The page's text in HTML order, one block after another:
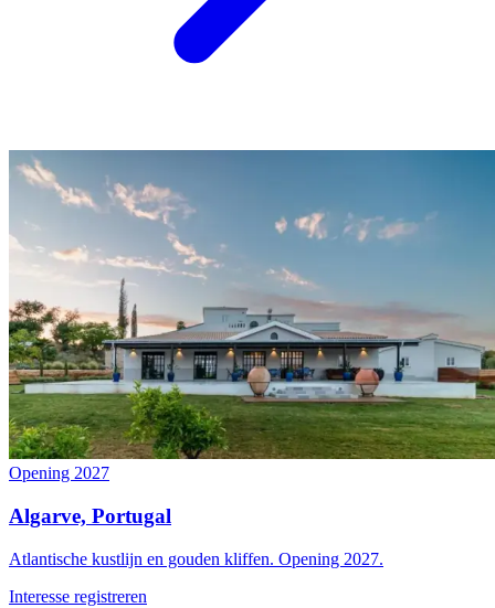
Opening 2027
Algarve, Portugal
Atlantische kustlijn en gouden kliffen. Opening 2027.
Interesse registreren